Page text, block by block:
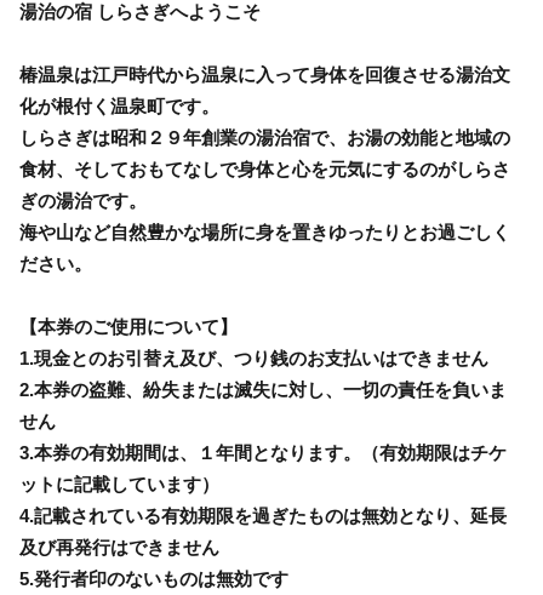
湯治の宿 しらさぎへようこそ
椿温泉は江戸時代から温泉に入って身体を回復させる湯治文
化が根付く温泉町です。
しらさぎは昭和２９年創業の湯治宿で、お湯の効能と地域の
食材、そしておもてなしで身体と心を元気にするのがしらさ
ぎの湯治です。
海や山など自然豊かな場所に身を置きゆったりとお過ごしく
ださい。
【本券のご使用について】
1.現金とのお引替え及び、つり銭のお支払いはできません
2.本券の盗難、紛失または滅失に対し、一切の責任を負いま
せん
3.本券の有効期間は、１年間となります。（有効期限はチケ
ットに記載しています）
4.記載されている有効期限を過ぎたものは無効となり、延長
及び再発行はできません
5.発行者印のないものは無効です